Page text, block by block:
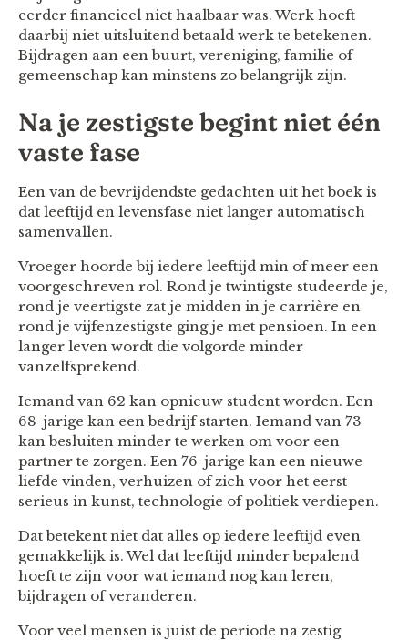
eerder financieel niet haalbaar was. Werk hoeft
daarbij niet uitsluitend betaald werk te betekenen.
Bijdragen aan een buurt, vereniging, familie of
gemeenschap kan minstens zo belangrijk zijn.
Na je zestigste begint niet één
vaste fase
Een van de bevrijdendste gedachten uit het boek is
dat leeftijd en levensfase niet langer automatisch
samenvallen.
Vroeger hoorde bij iedere leeftijd min of meer een
voorgeschreven rol. Rond je twintigste studeerde je,
rond je veertigste zat je midden in je carrière en
rond je vijfenzestigste ging je met pensioen. In een
langer leven wordt die volgorde minder
vanzelfsprekend.
Iemand van 62 kan opnieuw student worden. Een
68-jarige kan een bedrijf starten. Iemand van 73
kan besluiten minder te werken om voor een
partner te zorgen. Een 76-jarige kan een nieuwe
liefde vinden, verhuizen of zich voor het eerst
serieus in kunst, technologie of politiek verdiepen.
Dat betekent niet dat alles op iedere leeftijd even
gemakkelijk is. Wel dat leeftijd minder bepalend
hoeft te zijn voor wat iemand nog kan leren,
bijdragen of veranderen.
Voor veel mensen is juist de periode na zestig